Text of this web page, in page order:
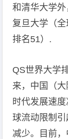
和清华大学外
复旦大学（
排名51）.
QS世界大学
来，中国（
时代发展速
球流动限制
减少。目前